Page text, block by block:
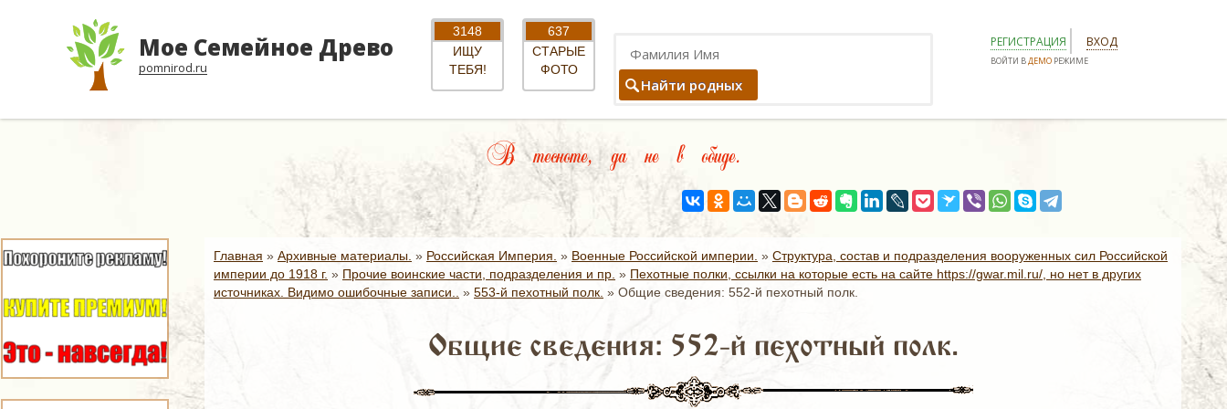
Мое Семейное Древо
pomnirod.ru
3148
ИЩУ
ТЕБЯ!
637
СТАРЫЕ
ФОТО
Найти родных
РЕГИСТРАЦИЯ ВХОД
ВОЙТИ ВДЕМО РЕЖИМЕ
В тесноте, да не в обиде.
Главная » Архивные материалы. » Российская Империя. » Военные Российской империи. » Структура, состав и подразделения вооруженных сил Российской
империи до 1918 г. » Прочие воинские части, подразделения и пр. » Пехотные полки, ссылки на которые есть на сайте https://gwar.mil.ru/, но нет в других
источниках. Видимо ошибочные записи..
» 553-й пехотный полк. » Общие сведения: 552-й пехотный полк.
Общие сведения: 552-й пехотный полк.